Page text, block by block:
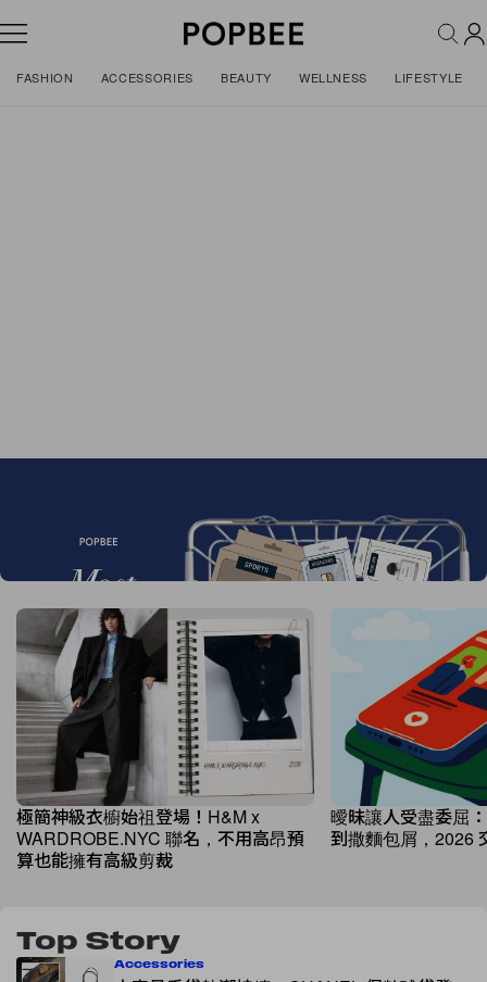
FASHION ACCESSORIES BEAUTY WELLNESS LIFESTYLE
Most Hearted Awards 2026 結果揭曉！10
大時尚、美妝潮流代表誕生
極簡神級衣櫥始祖登場！H&M x
WARDROBE.NYC 聯名，不用高昂預
算也能擁有高級剪裁
曖昧讓人受盡委屈
到撒麵包屑，2026
Top Story
Accessories